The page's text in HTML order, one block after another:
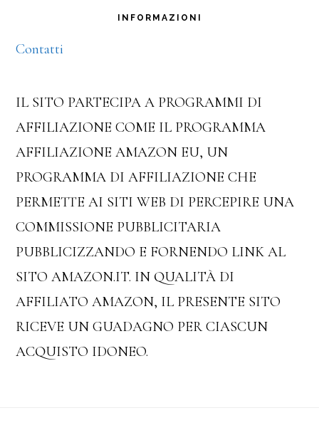
INFORMAZIONI
Contatti
IL SITO PARTECIPA A PROGRAMMI DI
AFFILIAZIONE COME IL PROGRAMMA
AFFILIAZIONE AMAZON EU, UN
PROGRAMMA DI AFFILIAZIONE CHE
PERMETTE AI SITI WEB DI PERCEPIRE UNA
COMMISSIONE PUBBLICITARIA
PUBBLICIZZANDO E FORNENDO LINK AL
SITO AMAZON.IT. IN QUALITÀ DI
AFFILIATO AMAZON, IL PRESENTE SITO
RICEVE UN GUADAGNO PER CIASCUN
ACQUISTO IDONEO.